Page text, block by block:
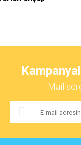
veya görüntülenemiyor.
Mail